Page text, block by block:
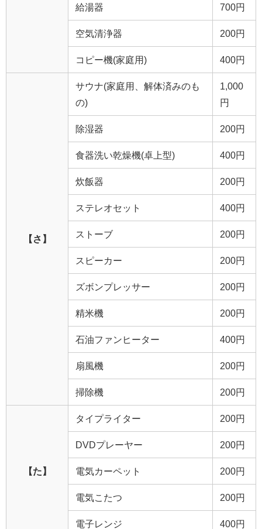
給湯器 700円
空気清浄器 200円
コピー機(家庭用) 400円
【さ】
サウナ(家庭用、解体済みのも
の)
1,000
円
除湿器 200円
食器洗い乾燥機(卓上型) 400円
炊飯器 200円
ステレオセット 400円
ストーブ 200円
スピーカー 200円
ズボンプレッサー 200円
精米機 200円
石油ファンヒーター 400円
扇風機 200円
掃除機 200円
【た】
タイプライター 200円
DVDプレーヤー 200円
電気カーペット 200円
電気こたつ 200円
電子レンジ 400円